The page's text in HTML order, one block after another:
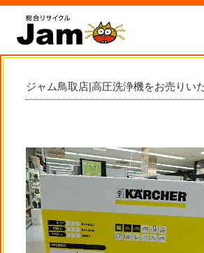
ジャム鳥取店|高圧洗浄機をお売りい